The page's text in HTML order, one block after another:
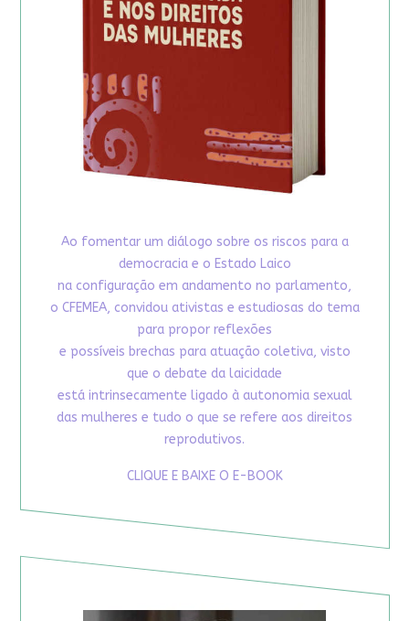
Ao fomentar um diálogo sobre os riscos para a
democracia e o Estado Laico
na configuração em andamento no parlamento,
o CFEMEA, convidou ativistas e estudiosas do tema
para propor reflexões
e possíveis brechas para atuação coletiva, visto
que o debate da laicidade
está intrinsecamente ligado à autonomia sexual
das mulheres e tudo o que se refere aos direitos
reprodutivos.
CLIQUE E BAIXE O E-BOOK